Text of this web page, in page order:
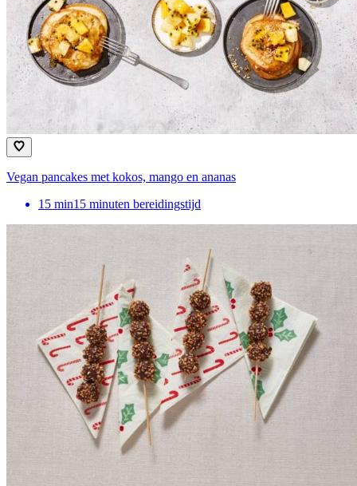
Vegan pancakes met kokos, mango en ananas
15 min15 minuten bereidingstijd